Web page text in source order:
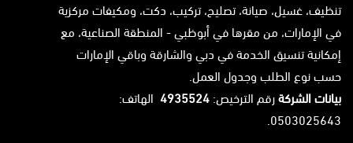
تنظيف، غسيل، صيانة، تصليح، تركيب، دكت، ومكيفات مركزية
في الإمارات، من مقرها في أبوظبي - المنطقة الصناعية، مع
إمكانية تنسيق الخدمة في دبي والشارقة وباقي الإمارات
حسب نوع الطلب وجدول العمل.
بيانات الشركةرقم الترخيص: 4935524 الهاتف:
0503025643.